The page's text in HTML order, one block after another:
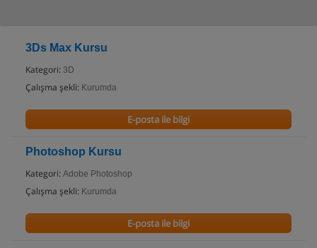
3Ds Max Kursu
Kategori: 3D
Çalışma şekli: Kurumda
E-posta ile bilgi
Photoshop Kursu
Kategori: Adobe Photoshop
Çalışma şekli: Kurumda
E-posta ile bilgi